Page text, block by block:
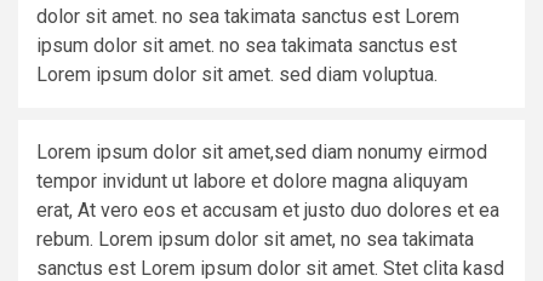
dolor sit amet. no sea takimata sanctus est Lorem
ipsum dolor sit amet. no sea takimata sanctus est
Lorem ipsum dolor sit amet. sed diam voluptua.
Lorem ipsum dolor sit amet,sed diam nonumy eirmod
tempor invidunt ut labore et dolore magna aliquyam
erat, At vero eos et accusam et justo duo dolores et ea
rebum. Lorem ipsum dolor sit amet, no sea takimata
sanctus est Lorem ipsum dolor sit amet. Stet clita kasd